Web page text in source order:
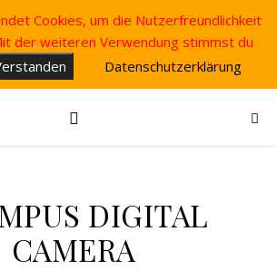
DIGITAL
CAMERA
Cookies, um die Nutzerfreundlichkeit
der weiteren Verwendung stimmst du
Datenschutzerklärung